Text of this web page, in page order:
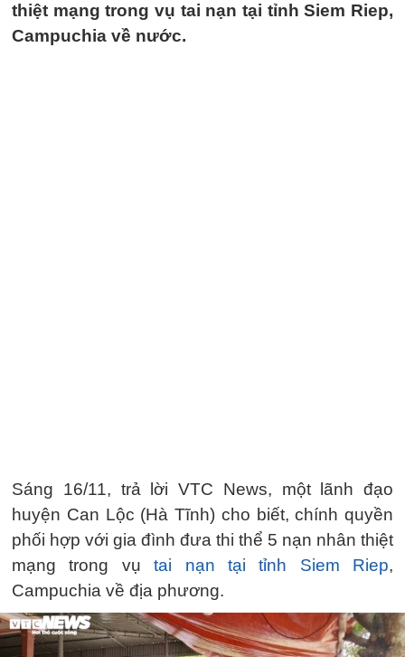
thiệt mạng trong vụ tai nạn tại tỉnh Siem Riep,
Campuchia về nước.
Sáng 16/11, trả lời VTC News, một lãnh đạo
huyện Can Lộc (Hà Tĩnh) cho biết, chính quyền
phối hợp với gia đình đưa thi thể 5 nạn nhân thiệt
mạng trong vụtai nạn tại tỉnh Siem Riep,
Campuchia về địa phương.